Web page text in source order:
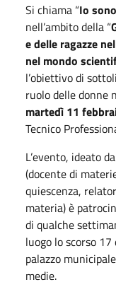
Si chiama “Io
nell’ambito della “
e delle ragazze
nel mondo
l’obiettivo di
ruolo delle donne
martedì 11
Tecnico
L’evento, ideato
(docente di
quiescenza,
materia) è
di qualche
luogo lo scorso
palazzo
medie.